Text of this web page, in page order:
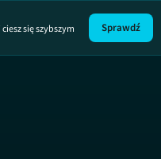
się szybszym
Sprawdź